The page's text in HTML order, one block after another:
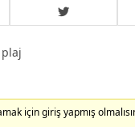
plaj
için giriş yapmış